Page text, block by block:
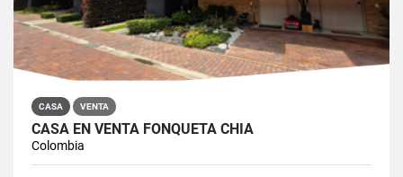
CASA VENTA
CASA EN VENTA FONQUETÁ CHÍA
Colombia